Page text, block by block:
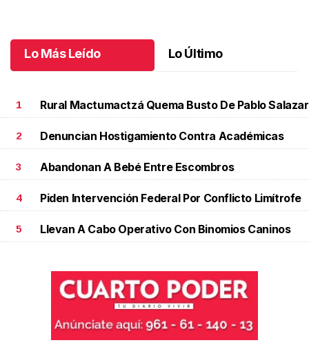
Lo Más Leído Lo Último
1 Rural Mactumactzá Quema Busto De Pablo Salazar
2 Denuncian Hostigamiento Contra Académicas
3 Abandonan A Bebé Entre Escombros
4 Piden Intervención Federal Por Conflicto Limítrofe
5 Llevan A Cabo Operativo Con Binomios Caninos